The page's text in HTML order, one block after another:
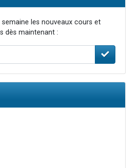
les nouveaux cours et
dès maintenant :